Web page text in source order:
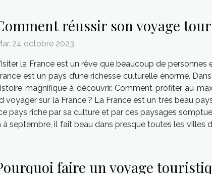
réussir son voyage
24 octobre 2023
la France est un rêve que beaucoup de
est un pays d’une richesse culturelle énorme.
magnifique à découvrir. Comment profiter au
sur la France ? La France est un très beau
pays riche par sa culture et par ces paysages
septembre, il fait beau dans presque toutes les villes
faire un voyage